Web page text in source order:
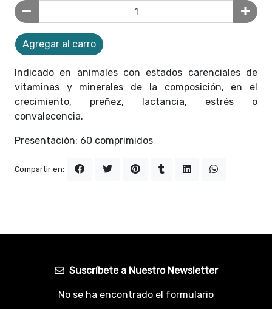
Agregar al carro
Indicado en animales con estados carenciales de
vitaminas y minerales de la composición, en el
crecimiento, preñez, lactancia, estrés o
convalecencia.
Presentación: 60 comprimidos
Compartir en:
Suscríbete a Nuestro Newsletter
No se ha encontrado el formulario